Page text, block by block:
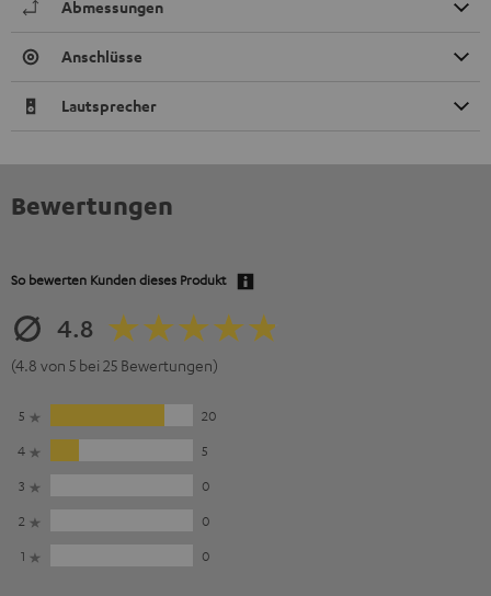
Abmessungen
Anschlüsse
Lautsprecher
Bewertungen
So bewerten Kunden dieses Produkt
4.8
(4.8 von 5 bei 25 Bewertungen)
5
20
4
5
3
0
2
0
1
0